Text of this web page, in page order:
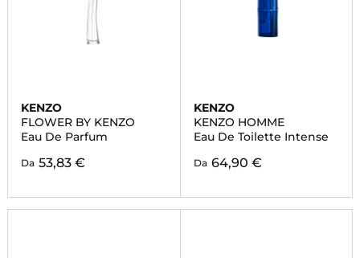
KENZO
FLOWER BY KENZO
Eau De Parfum
Da 53,83 €
KENZO
KENZO HOMME
Eau De Toilette Intense
Da 64,90 €